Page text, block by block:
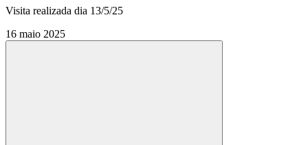
Visita realizada dia 13/5/25
16 maio 2025